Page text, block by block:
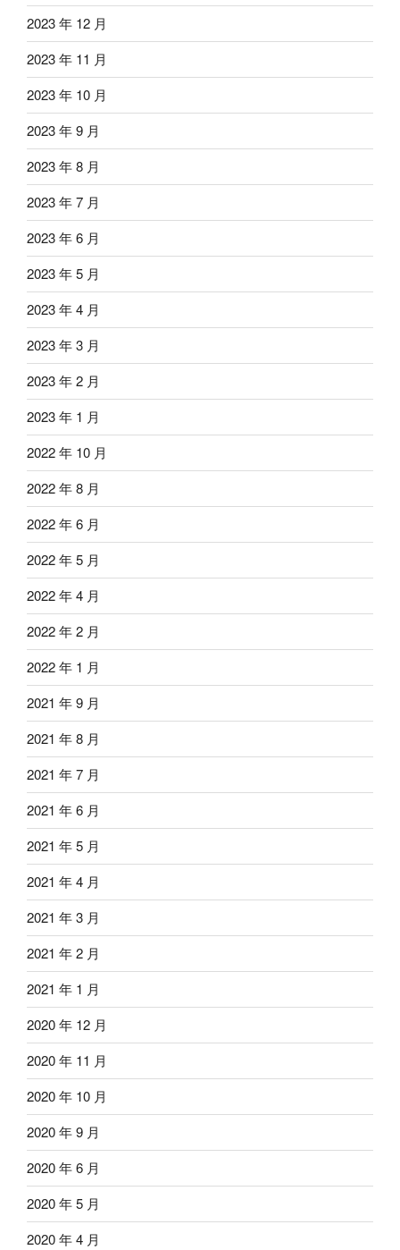
2023 年 12 月
2023 年 11 月
2023 年 10 月
2023 年 9 月
2023 年 8 月
2023 年 7 月
2023 年 6 月
2023 年 5 月
2023 年 4 月
2023 年 3 月
2023 年 2 月
2023 年 1 月
2022 年 10 月
2022 年 8 月
2022 年 6 月
2022 年 5 月
2022 年 4 月
2022 年 2 月
2022 年 1 月
2021 年 9 月
2021 年 8 月
2021 年 7 月
2021 年 6 月
2021 年 5 月
2021 年 4 月
2021 年 3 月
2021 年 2 月
2021 年 1 月
2020 年 12 月
2020 年 11 月
2020 年 10 月
2020 年 9 月
2020 年 6 月
2020 年 5 月
2020 年 4 月